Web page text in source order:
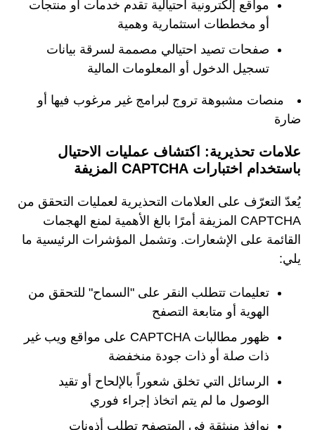
مواقع إلكترونية احتيالية تقدم خدمات أو منتجات
أو مخططات استثمارية وهمية
صفحات تصيد احتيالي مصممة لسرقة بيانات
تسجيل الدخول أو المعلومات المالية
منصات مشبوهة تروج لبرامج غير مرغوب فيها أو
ضارة
علامات تحذيرية: اكتشاف عمليات الاحتيال
باستخدام اختبارات CAPTCHA المزيفة
يُعدّ التعرّف على العلامات التحذيرية لعمليات التحقق من
CAPTCHA المزيفة أمرًا بالغ الأهمية لمنع الهجمات
القائمة على الإشعارات. وتشمل المؤشرات الرئيسية ما
يلي:
تعليمات تتطلب النقر على "السماح" للتحقق من
الهوية أو متابعة التصفح
ظهور مطالبات CAPTCHA على مواقع ويب غير
ذات صلة أو ذات جودة منخفضة
الرسائل التي تخلق شعوراً بالإلحاح أو تقيد
الوصول ما لم يتم اتخاذ إجراء فوري
نوافذ منبثقة في المتصفح تطلب أذونات